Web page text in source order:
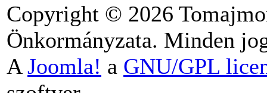
Copyright © 2026
Önkormányzata. Minden
A Joomla! a GNU/GPL